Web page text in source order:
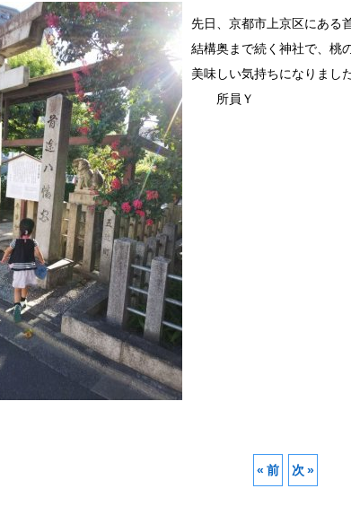
先日、京都市上京区にある
結構奥まで続く神社で、桃
美味しい気持ちになりました
所員Ｙ
« 前 次 »